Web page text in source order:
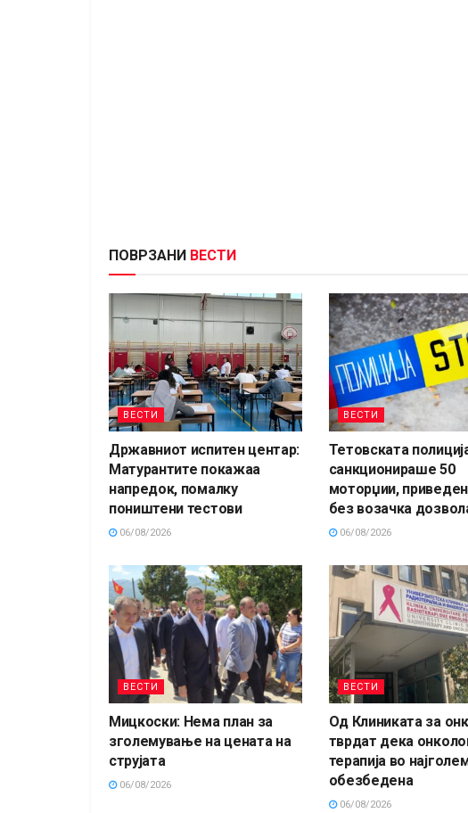
ПОВРЗАНИ ВЕСТИ
ВЕСТИ
Државниот испитен центар:
Матурантите покажаа
напредок, помалку
поништени тестови
06/08/2026
ВЕСТИ
Тетовската
санкционираше 50
моторџии,
без возачка
06/08/2026
ВЕСТИ
Мицкоски: Нема план за
зголемување на цената на
струјата
06/08/2026
ВЕСТИ
Од Клиниката за
тврдат дека
терапија во
обезбедена
06/08/2026